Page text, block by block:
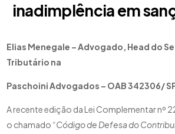
inadimplência em
Elias Menegale – Advogado, Head do
Tributário na
Paschoini Advogados – OAB 342306/
A recente edição da Lei Complementar nº
o chamado “Código de Defesa do